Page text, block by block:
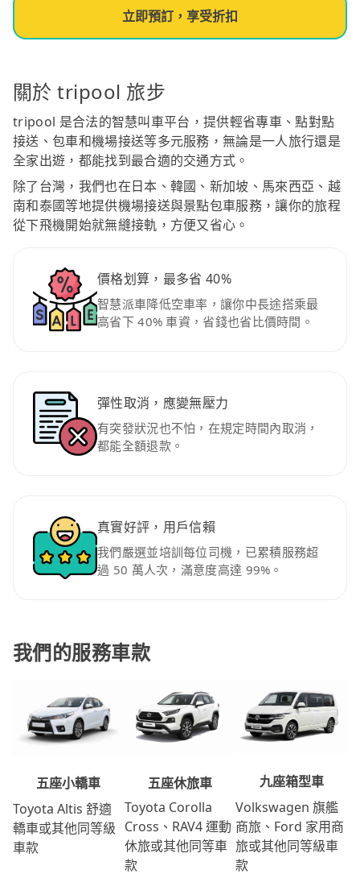
立即預訂，享受折扣
關於 tripool 旅步
tripool 是合法的智慧叫車平台，提供輕省專車、點對點
接送、包車和機場接送等多元服務，無論是一人旅行還是
全家出遊，都能找到最合適的交通方式。
除了台灣，我們也在日本、韓國、新加坡、馬來西亞、越
南和泰國等地提供機場接送與景點包車服務，讓你的旅程
從下飛機開始就無縫接軌，方便又省心。
價格划算，最多省 40%
智慧派車降低空車率，讓你中長途搭乘最
高省下 40% 車資，省錢也省比價時間。
彈性取消，應變無壓力
有突發狀況也不怕，在規定時間內取消，
都能全額退款。
真實好評，用戶信賴
我們嚴選並培訓每位司機，已累積服務超
過 50 萬人次，滿意度高達 99%。
我們的服務車款
五座小轎車
Toyota Altis 舒適
轎車或其他同等級
車款
五座休旅車
Toyota Corolla
Cross、RAV4 運動
休旅或其他同等車
款
九座箱型車
Volkswagen 旗艦
商旅、Ford 家用商
旅或其他同等級車
款